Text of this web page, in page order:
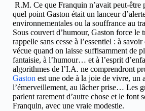
R.M. Ce que Franquin n’avait peut-être
quel point Gaston était un lanceur
environnementales ou la souffrance au
Sous couvert d’humour, Gaston force le
rappelle sans cesse à l’essentiel : à
vécue quand on laisse suffisamment de
fantaisie, à l’humour… et à l’esprit
algorithmes de l’I.A. ne comprendront
Gaston est une ode à la joie de vivre, un
l’émerveillement, au lâcher prise… Les
parlent rarement d’autre chose et le font
Franquin, avec une vraie modestie.